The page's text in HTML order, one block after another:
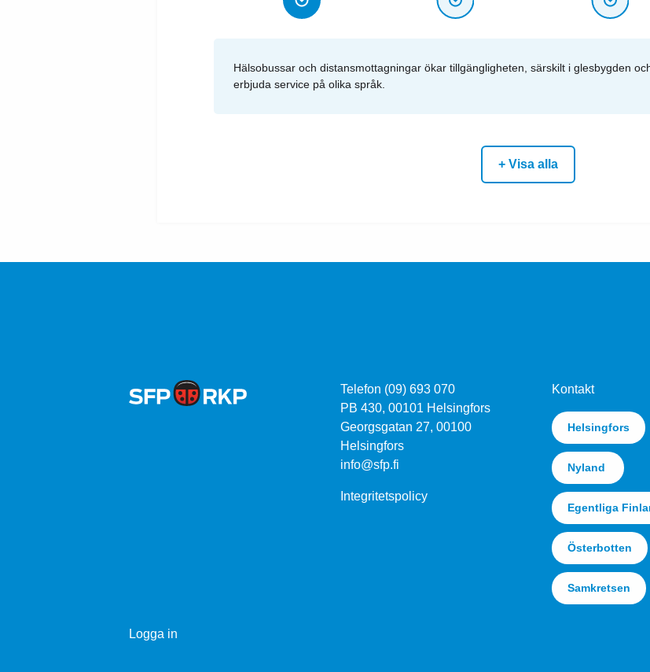
Hälsobussar och distansmottagningar ökar tillgängligheten, särskilt i glesbygden
erbjuda service på olika språk.
+ Visa alla
Telefon (09) 693 070
PB 430, 00101 Helsingfors
Georgsgatan 27, 00100
Helsingfors
info@sfp.fi
Integritetspolicy
Kontakt
Helsingfors
Nyland
Egentliga
Österbotten
Samkretsen
Logga in